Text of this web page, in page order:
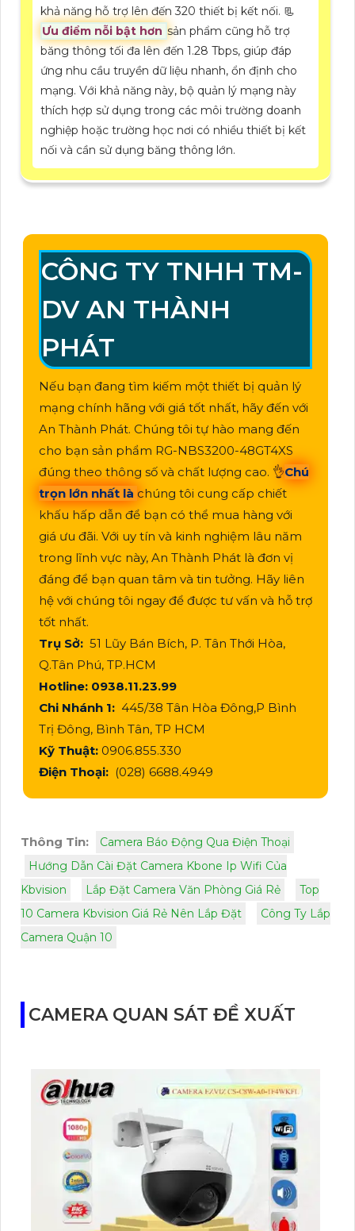
khả năng hỗ trợ lên đến 320 thiết bị kết nối. 📃
Ưu điểm nỗi bật hơn sản phẩm cũng hỗ trợ
băng thông tối đa lên đến 1.28 Tbps, giúp đáp
ứng nhu cầu truyền dữ liệu nhanh, ổn định cho
mạng. Với khả năng này, bộ quản lý mạng này
thích hợp sử dụng trong các môi trường doanh
nghiệp hoặc trường học nơi có nhiều thiết bị kết
nối và cần sử dụng băng thông lớn.
CÔNG TY TNHH TM-
DV AN THÀNH
PHÁT
Nếu bạn đang tìm kiếm một thiết bị quản lý
mạng chính hãng với giá tốt nhất, hãy đến với
An Thành Phát. Chúng tôi tự hào mang đến
cho bạn sản phẩm RG-NBS3200-48GT4XS
đúng theo thông số và chất lượng cao. 👌Chú
trọn lớn nhất là chúng tôi cung cấp chiết
khấu hấp dẫn để bạn có thể mua hàng với
giá ưu đãi. Với uy tín và kinh nghiệm lâu năm
trong lĩnh vực này, An Thành Phát là đơn vị
đáng để bạn quan tâm và tin tưởng. Hãy liên
hệ với chúng tôi ngay để được tư vấn và hỗ trợ
tốt nhất.
Trụ Sở: 51 Lũy Bán Bích, P. Tân Thới Hòa,
Q.Tân Phú, TP.HCM
Hotline: 0938.11.23.99
Chi Nhánh 1: 445/38 Tân Hòa Đông,P Bình
Trị Đông, Bình Tân, TP HCM
Kỹ Thuật: 0906.855.330
Điện Thoại: (028) 6688.4949
Thông Tin:
Camera Báo Động Qua Điện Thoại
Hướng Dẫn Cài Đặt Camera Kbone Ip Wifi Của
Kbvision
Lắp Đặt Camera Văn Phòng Giá Rẻ
Top
10 Camera Kbvision Giá Rẻ Nên Lắp Đặt
Công Ty Lắp
Camera Quận 10
CAMERA QUAN SÁT ĐỀ XUẤT